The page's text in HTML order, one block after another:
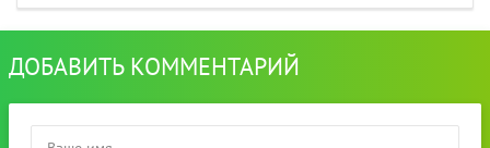
ДОБАВИТЬ КОММЕНТАРИЙ